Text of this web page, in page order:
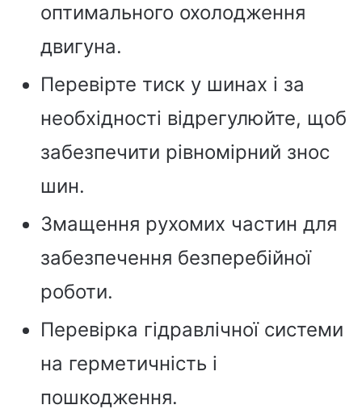
оптимального охолодження
двигуна.
Перевірте тиск у шинах і за
необхідності відрегулюйте, щоб
забезпечити рівномірний знос
шин.
Змащення рухомих частин для
забезпечення безперебійної
роботи.
Перевірка гідравлічної системи
на герметичність і
пошкодження.